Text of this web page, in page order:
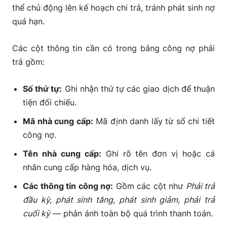
thể chủ động lên kế hoạch chi trả, tránh phát sinh nợ
quá hạn.
Các cột thông tin cần có trong bảng công nợ phải
trả gồm:
Số thứ tự: Ghi nhận thứ tự các giao dịch để thuận
tiện đối chiếu.
Mã nhà cung cấp: Mã định danh lấy từ sổ chi tiết
công nợ.
Tên nhà cung cấp: Ghi rõ tên đơn vị hoặc cá
nhân cung cấp hàng hóa, dịch vụ.
Các thông tin công nợ: Gồm các cột như Phải trả
đầu kỳ, phát sinh tăng, phát sinh giảm, phải trả
cuối kỳ— phản ánh toàn bộ quá trình thanh toán.